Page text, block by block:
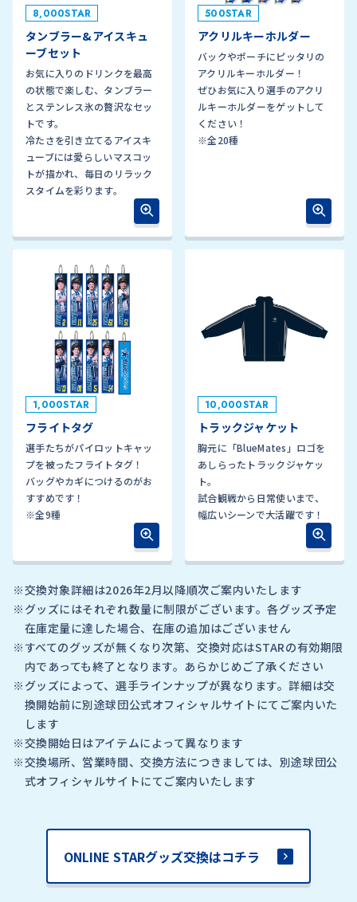
8,000STAR
タンブラー&アイスキュ
ーブセット
お気に入りのドリンクを最高
の状態で楽しむ、タンブラー
とステンレス氷の贅沢なセッ
トです。
冷たさを引き立てるアイスキ
ューブには愛らしいマスコッ
トが描かれ、毎日のリラック
スタイムを彩ります。
500STAR
アクリルキーホルダー
バックやポーチにピッタリの
アクリルキーホルダー！
ぜひお気に入り選手のアクリ
ルキーホルダーをゲットして
ください！
※全20種
1,000STAR
フライトタグ
選手たちがパイロットキャッ
プを被ったフライトタグ！
バッグやカギにつけるのがお
すすめです！
※全9種
10,000STAR
トラックジャケット
胸元に「BlueMates」ロゴを
あしらったトラックジャケッ
ト。
試合観戦から日常使いまで、
幅広いシーンで大活躍です！
※交換対象詳細は2026年2月以降順次ご案内いたします
※ グッズにはそれぞれ数量に制限がございます。各グッズ予定
在庫定量に達した場合、在庫の追加はございません
※すべてのグッズが無くなり次第、交換対応はSTARの有効期限
内であっても終了となります。あらかじめご了承ください
※ グッズによって、選手ラインナップが異なります。詳細は交
換開始前に別途球団公式オフィシャルサイトにてご案内いた
します
※交換開始日はアイテムによって異なります
※交換場所、営業時間、交換方法につきましては、別途球団公
式オフィシャルサイトにてご案内いたします
ONLINE STARグッズ交換はコチラ